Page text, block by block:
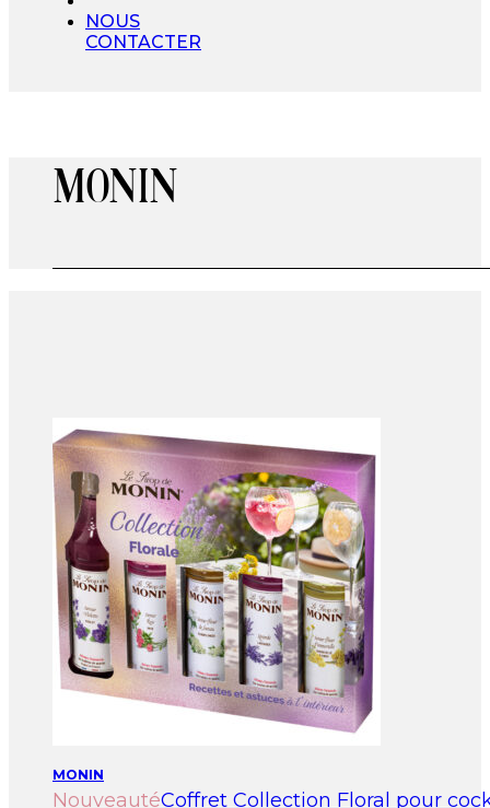
NOUS
CONTACTER
MONIN
MONIN
NouveautéCoffret Collection Floral pour